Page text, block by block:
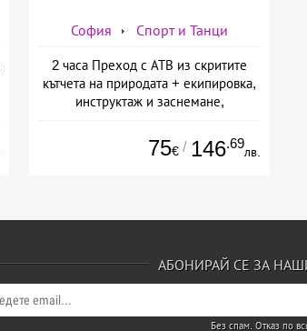
София Спорт и Танци
2 часа Преход с АТВ из скритите
кътчета на природата + екипировка,
инструктаж и заснемане,
75€ / 146.69
лв.
АБОНИРАЙ СЕ ЗА
Без спам. Отказ по